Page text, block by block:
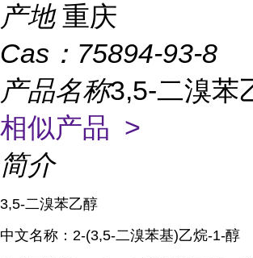
产地 重庆
Cas： 75894-93-8
产品名称3,5-二溴苯
相似产品 >
简介
3,5-二溴苯乙醇
中文名称：2-(3,5-二溴苯基)乙烷-1-醇